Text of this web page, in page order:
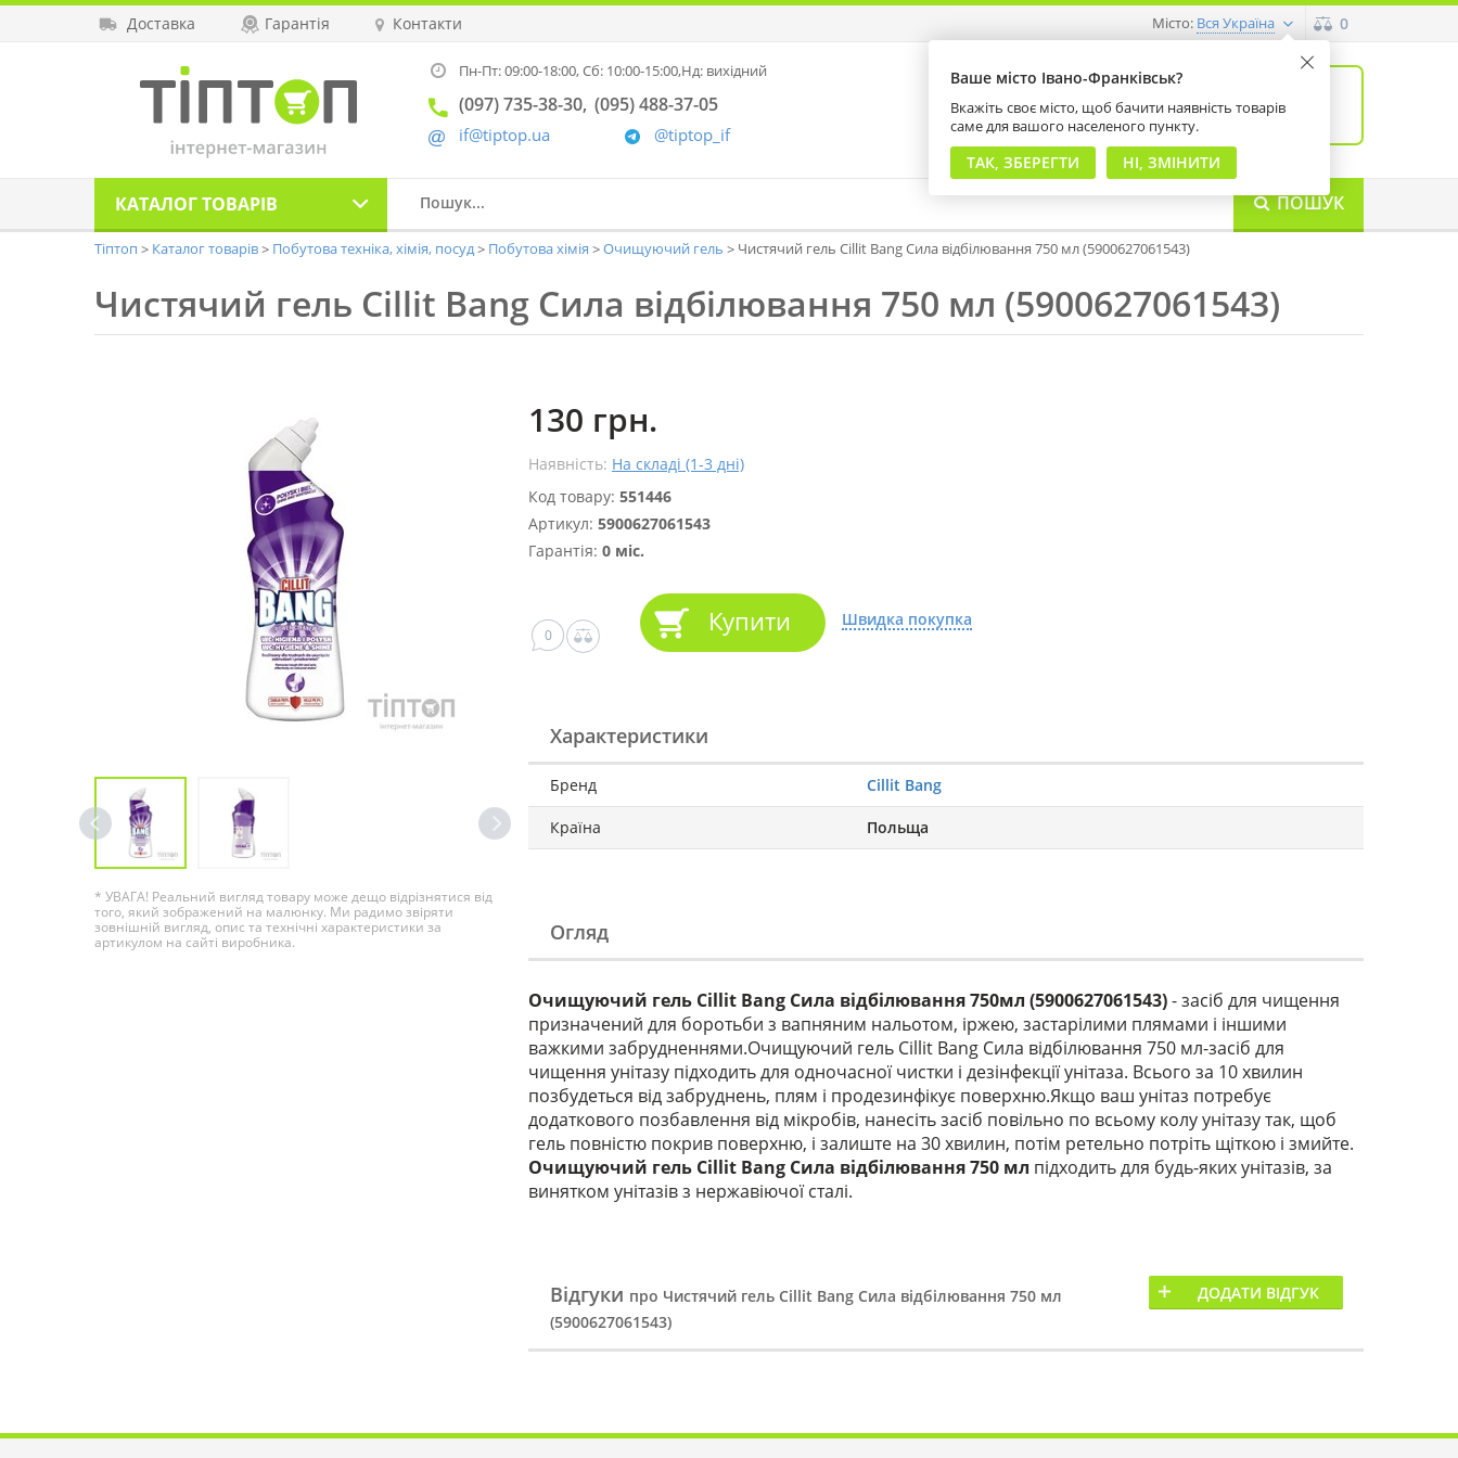
Доставка Гарантія Контакти
Ваше місто Івано-Франківськ?
Вкажіть своє місто, щоб бачити наявність товарів
саме для вашого населеного пункту.
ТАК, ЗБЕРЕГТИ НІ, ЗМІНИТИ
Місто: Вся Україна 0
Пн-Пт: 09:00-18:00,Сб: 10:00-15:00,Нд: вихідний
(097) 735-38-30 (095) 488-37-05
@tiptop_if
if@tiptop.ua
0
на суму 0 грн
КАТАЛОГТОВАРІВ ПОШУК
Тіптоп Каталог товарів Побутова техніка, хімія, посуд Побутова хімія Очищуючий гель Чистячий гель Cillit Bang Сила відбілювання 750 мл (5900627061543)
Чистячий гель Cillit Bang Сила відбілювання 750 мл (5900627061543)
* УВАГА! Реальний вигляд товару може дещо відрізнятися від
того, який зображений на малюнку. Ми радимо звіряти
зовнішній вигляд, опис та технічні характеристики за
артикулом на сайті виробника.
130 грн.
Наявність: На складі (1-3 дні)
Код товару: 551446
Артикул: 5900627061543
Гарантія: 0 міс.
0 Купити Швидка покупка
Характеристики
Бренд Cillit Bang
Країна Польща
Огляд
Очищуючий гель Cillit Bang Сила відбілювання 750мл (5900627061543)- засіб для чищення
призначений для боротьби з вапняним нальотом, іржею, застарілими плямами і іншими
важкими забрудненнями.Очищуючий гель Cillit Bang Сила відбілювання 750 мл-засіб для
чищення унітазу підходить для одночасної чистки і дезінфекції унітаза. Всього за 10 хвилин
позбудеться від забруднень, плям і продезинфікує поверхню.Якщо ваш унітаз потребує
додаткового позбавлення від мікробів, нанесіть засіб повільно по всьому колу унітазу так, щоб
гель повністю покрив поверхню, і залиште на 30 хвилин, потім ретельно потріть щіткою і змийте.
Очищуючий гель Cillit Bang Сила відбілювання 750 мл підходить для будь-яких унітазів, за
винятком унітазів з нержавіючої сталі.
ДОДАТИ ВІДГУК
Відгуки про Чистячий гель Cillit Bang Сила відбілювання 750 мл
(5900627061543)